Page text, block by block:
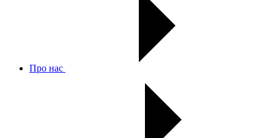
Про нас